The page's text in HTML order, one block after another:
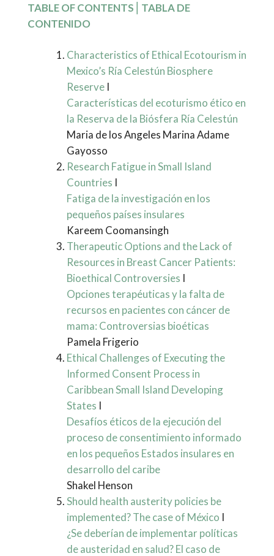
TABLE OF CONTENTS
TABLA DE
CONTENIDO
Characteristics of Ethical Ecotourism in
Mexico’s Ría Celestún Biosphere
ReserveI
Características del ecoturismo ético en
la Reserva de la Biósfera Ría Celestún
Maria de los Angeles Marina Adame
Gayosso
Research Fatigue in Small Island
Countries I
Fatiga de la investigación en los
pequeños países insulares
Kareem Coomansingh
Therapeutic Options and the Lack of
Resources in Breast Cancer Patients:
Bioethical Controversies I
Opciones terapéuticas y la falta de
recursos en pacientes con cáncer de
mama: Controversias bioéticas
Pamela Frigerio
Ethical Challenges of Executing the
Informed Consent Process in
Caribbean Small Island Developing
States I
Desafíos éticos de la ejecución del
proceso de consentimiento informado
en los pequeños Estados insulares en
desarrollo del caribe
Shakel Henson
Should health austerity policies be
implemented? The case of México I
¿Se deberían de implementar políticas
de austeridad en salud? El caso de